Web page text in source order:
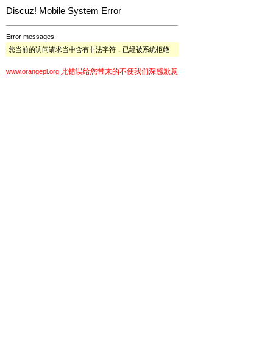
Discuz! Mobile System Error
Error messages:
您当前的访问请求当中含有非法字符，已经被系统拒绝
www.orangepi.org 此错误给您带来的不便我们深感歉意